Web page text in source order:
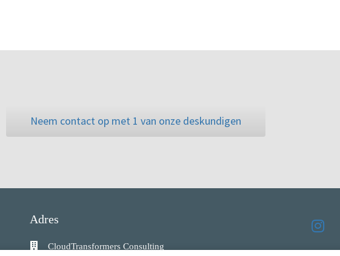
Neem contact op met 1 van onze deskundigen
Adres
CloudTransformers Consulting